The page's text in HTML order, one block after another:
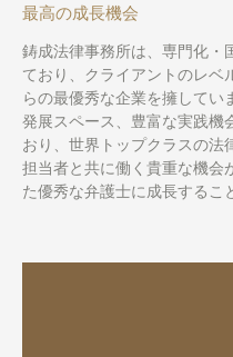
最高の成長機会
鋳成法律事務所は、専門化・
ており、クライアントのレベ
らの最優秀な企業を擁してい
発展スペース、豊富な実践機
おり、世界トップクラスの法
担当者と共に働く貴重な機会
た優秀な弁護士に成長するこ